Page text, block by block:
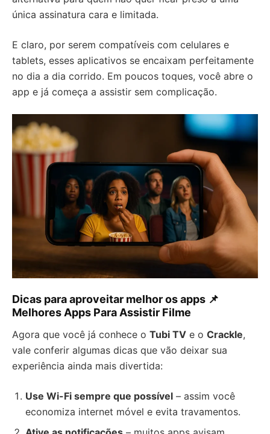
única assinatura cara e limitada.
E claro, por serem compatíveis com celulares e
tablets, esses aplicativos se encaixam perfeitamente
no dia a dia corrido. Em poucos toques, você abre o
app e já começa a assistir sem complicação.
Dicas para aproveitar melhor os apps 📌
Melhores Apps Para Assistir Filme
Agora que você já conhece o Tubi TV e o Crackle,
vale conferir algumas dicas que vão deixar sua
experiência ainda mais divertida:
Use Wi-Fi sempre que possível – assim você
economiza internet móvel e evita travamentos.